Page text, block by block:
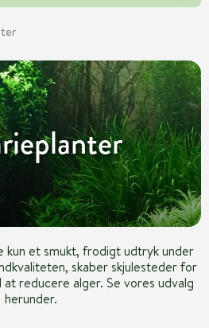
kun et smukt, frodigt udtryk under
skaber skjulesteder for
reducere alger. Se vores udvalg
herunder.